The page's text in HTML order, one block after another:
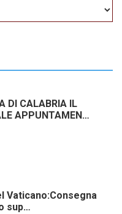
DI CALABRIA IL
APPUNTAMEN…
Vaticano:Consegna
sup…